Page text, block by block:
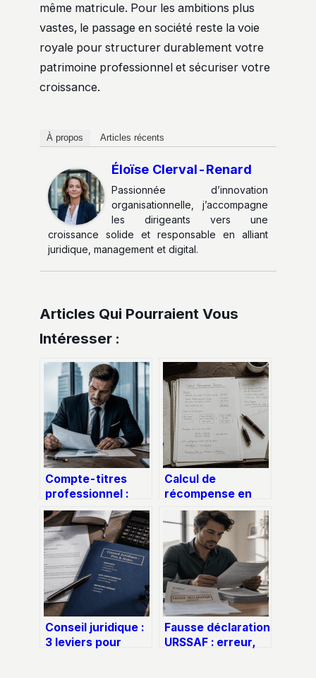
même matricule. Pour les ambitions plus
vastes, le passage en société reste la voie
royale pour structurer durablement votre
patrimoine professionnel et sécuriser votre
croissance.
À propos Articles récents
Éloïse Clerval-Renard
Passionnée d’innovation
organisationnelle, j’accompagne
les dirigeants vers une
croissance solide et responsable en alliant
juridique, management et digital.
Articles Qui Pourraient Vous
Intéresser :
Compte-titres
professionnel :
comment valoriser
vos excédents
sans bloquer votre
capital
Calcul de
récompense en
cas de divorce :
les 2 méthodes
pour protéger
votre patrimoine
Conseil juridique :
3 leviers pour
Fausse déclaration
URSSAF : erreur,